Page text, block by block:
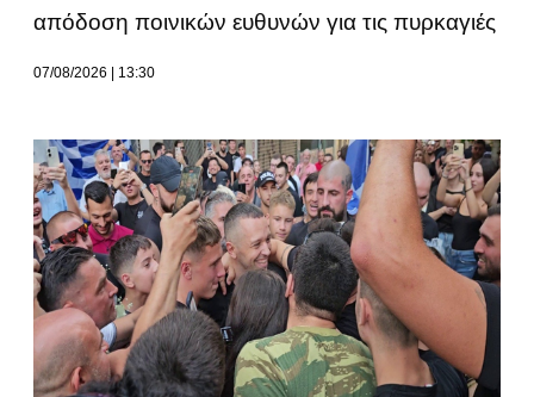
απόδοση ποινικών ευθυνών για τις πυρκαγιές
07/08/2026 13:30